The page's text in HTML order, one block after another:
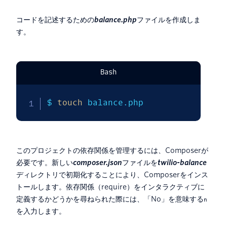
コードを記述するためのbalance.phpファイルを作成しま
す。
Bash
$ touch balance.php
このプロジェクトの依存関係を管理するには、Composerが
必要です。新しいcomposer.jsonファイルをtwilio-balance
ディレクトリで初期化することにより、Composerをインス
トールします。依存関係（require）をインタラクティブに
定義するかどうかを尋ねられた際には、「No」を意味するn
を入力します。